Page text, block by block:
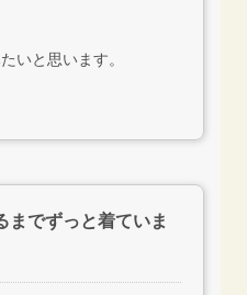
いと思います。
までずっと着ていま